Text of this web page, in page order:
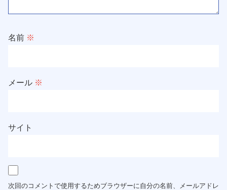
名前 ※
メール ※
サイト
次回のコメントで使用するためブラウザーに自分の名前、メールアドレ